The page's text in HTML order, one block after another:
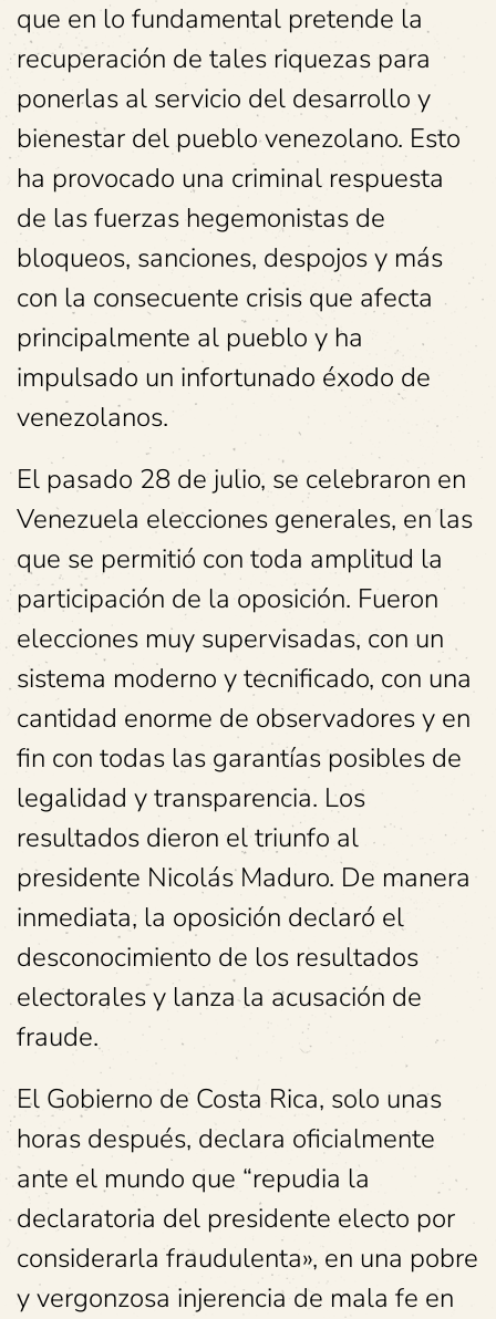
que en lo fundamental pretende la
recuperación de tales riquezas para
ponerlas al servicio del desarrollo y
bienestar del pueblo venezolano. Esto
ha provocado una criminal respuesta
de las fuerzas hegemonistas de
bloqueos, sanciones, despojos y más
con la consecuente crisis que afecta
principalmente al pueblo y ha
impulsado un infortunado éxodo de
venezolanos.
El pasado 28 de julio, se celebraron en
Venezuela elecciones generales, en las
que se permitió con toda amplitud la
participación de la oposición. Fueron
elecciones muy supervisadas, con un
sistema moderno y tecnificado, con una
cantidad enorme de observadores y en
fin con todas las garantías posibles de
legalidad y transparencia. Los
resultados dieron el triunfo al
presidente Nicolás Maduro. De manera
inmediata, la oposición declaró el
desconocimiento de los resultados
electorales y lanza la acusación de
fraude.
El Gobierno de Costa Rica, solo unas
horas después, declara oficialmente
ante el mundo que “repudia la
declaratoria del presidente electo por
considerarla fraudulenta», en una pobre
y vergonzosa injerencia de mala fe en